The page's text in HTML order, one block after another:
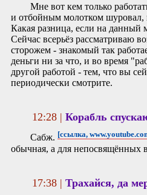
Мне вот кем только
и отбойным молотком
Какая разница, если на данный
Сейчас всерьёз рассматриваю
сторожем - знакомый так
деньги ни за что, и во время
другой работой - тем, что вы
периодически смотрите.
12:28 |Корабль
Сабж. [ссылка,
обычная, а для непосвящённых
17:38 |Трахайся, да